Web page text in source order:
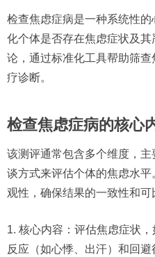
检查焦虑症病是一种系统性
化个体是否存在焦虑症状及
论，通过标准化工具帮助筛
疗诊断。
检查焦虑症病的核心
该测评通常包含多个维度，
谈方式来评估个体的焦虑水
观性，确保结果的一致性和可
1. 核心内容：评估焦虑症状
反应（如心悸、出汗）和回